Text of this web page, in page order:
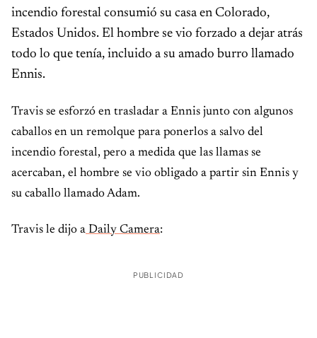
incendio forestal consumió su casa en Colorado,
Estados Unidos. El hombre se vio forzado a dejar atrás
todo lo que tenía, incluido a su amado burro llamado
Ennis.
Travis se esforzó en trasladar a Ennis junto con algunos
caballos en un remolque para ponerlos a salvo del
incendio forestal, pero a medida que las llamas se
acercaban, el hombre se vio obligado a partir sin Ennis y
su caballo llamado Adam.
Travis le dijo a Daily Camera:
PUBLICIDAD